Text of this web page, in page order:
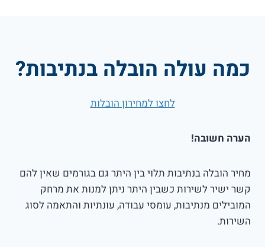
כמה עולה הובלה בנתיבות?
לחצו למחירון הובלות
הערה חשובה!
מחיר הובלה בנתיבות תלוי בין היתר גם בגורמים שאין להם
קשר ישיר לשירות כשבין היתר ניתן למנות את מרחק
המובילים מנתיבות, עומסי עבודה, עונתיות והתאמה לסוג
השירות.